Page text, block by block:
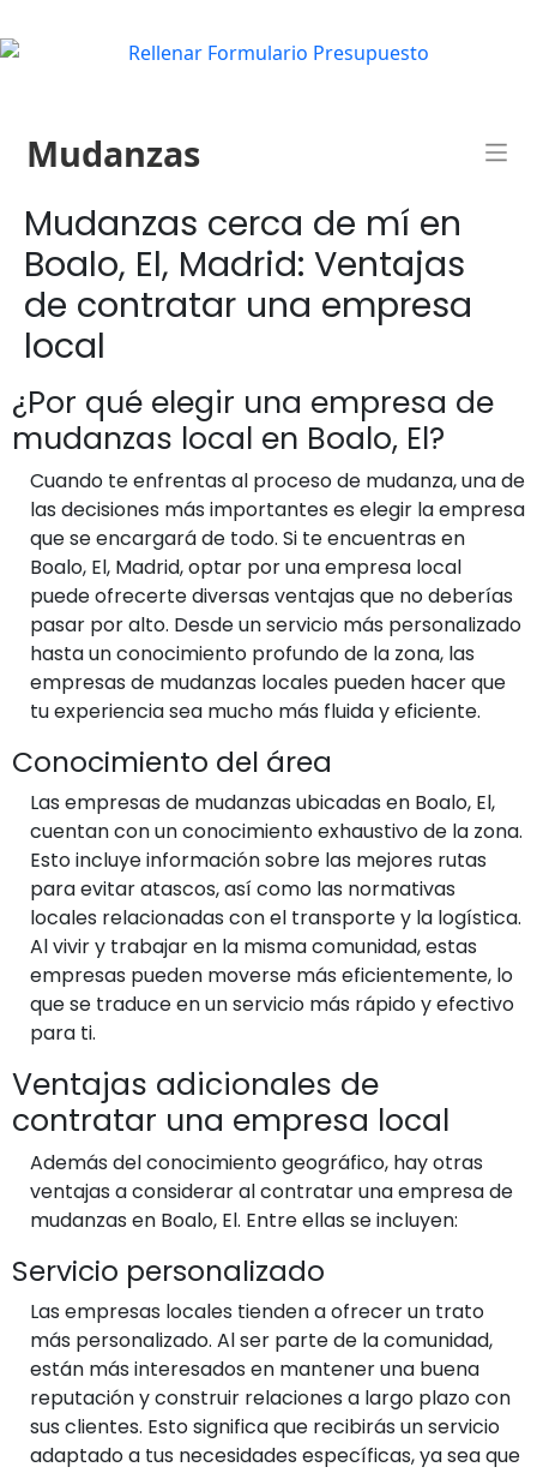
Mudanzas
Mudanzas cerca de mí en
Boalo, El, Madrid: Ventajas
de contratar una empresa
local
¿Por qué elegir una empresa de
mudanzas local en Boalo, El?
Cuando te enfrentas al proceso de mudanza, una de
las decisiones más importantes es elegir la empresa
que se encargará de todo. Si te encuentras en
Boalo, El, Madrid, optar por una empresa local
puede ofrecerte diversas ventajas que no deberías
pasar por alto. Desde un servicio más personalizado
hasta un conocimiento profundo de la zona, las
empresas de mudanzas locales pueden hacer que
tu experiencia sea mucho más fluida y eficiente.
Conocimiento del área
Las empresas de mudanzas ubicadas en Boalo, El,
cuentan con un conocimiento exhaustivo de la zona.
Esto incluye información sobre las mejores rutas
para evitar atascos, así como las normativas
locales relacionadas con el transporte y la logística.
Al vivir y trabajar en la misma comunidad, estas
empresas pueden moverse más eficientemente, lo
que se traduce en un servicio más rápido y efectivo
para ti.
Ventajas adicionales de
contratar una empresa local
Además del conocimiento geográfico, hay otras
ventajas a considerar al contratar una empresa de
mudanzas en Boalo, El. Entre ellas se incluyen:
Servicio personalizado
Las empresas locales tienden a ofrecer un trato
más personalizado. Al ser parte de la comunidad,
están más interesados en mantener una buena
reputación y construir relaciones a largo plazo con
sus clientes. Esto significa que recibirás un servicio
adaptado a tus necesidades específicas, ya sea que